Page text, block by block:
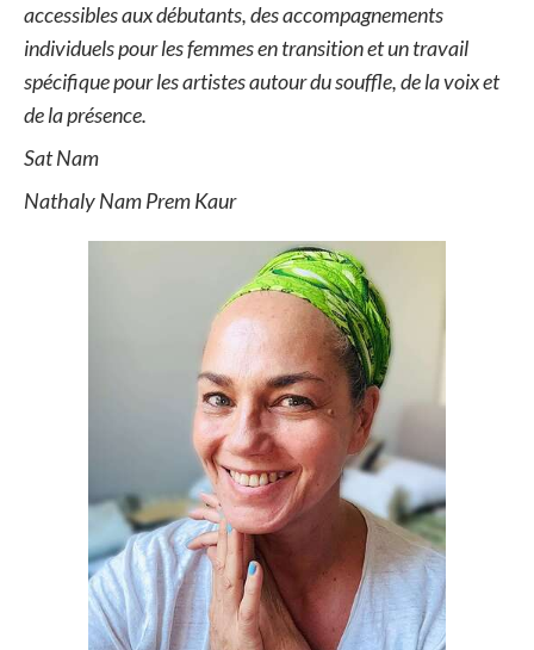
accessibles aux débutants, des accompagnements
individuels pour les femmes en transition et un travail
spécifique pour les artistes autour du souffle, de la voix et
de la présence.
Sat Nam
Nathaly Nam Prem Kaur